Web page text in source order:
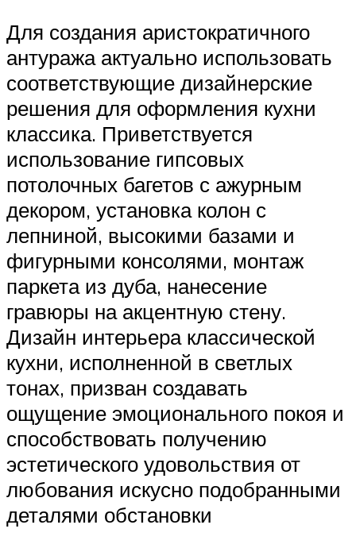
Для создания аристократичного
антуража актуально использовать
соответствующие дизайнерские
решения для оформления кухни
классика. Приветствуется
использование гипсовых
потолочных багетов с ажурным
декором, установка колон с
лепниной, высокими базами и
фигурными консолями, монтаж
паркета из дуба, нанесение
гравюры на акцентную стену.
Дизайн интерьера классической
кухни, исполненной в светлых
тонах, призван создавать
ощущение эмоционального покоя и
способствовать получению
эстетического удовольствия от
любования искусно подобранными
деталями обстановки